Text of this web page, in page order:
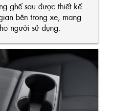
ghế sau được thiết kế
bên trong xe, mang
người sử dụng.